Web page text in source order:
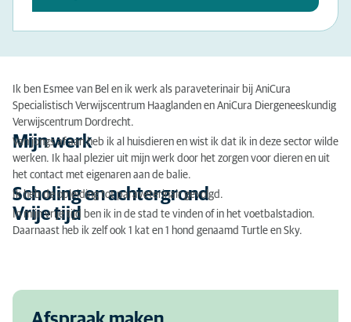
Ik ben Esmee van Bel en ik werk als paraveterinair bij AniCura
Specialistisch Verwijscentrum Haaglanden en AniCura Diergeneeskundig
Verwijscentrum Dordrecht.
Mijn werk
Van jongs af aan heb ik al huisdieren en wist ik dat ik in deze sector wilde
werken. Ik haal plezier uit mijn werk door het zorgen voor dieren en uit
het contact met eigenaren aan de balie.
Scholing en achtergrond
Ik heb de opleiding tot paraveterinair gevolgd.
Vrije tijd
In mijn vrije tijd ben ik in de stad te vinden of in het voetbalstadion.
Daarnaast heb ik zelf ook 1 kat en 1 hond genaamd Turtle en Sky.